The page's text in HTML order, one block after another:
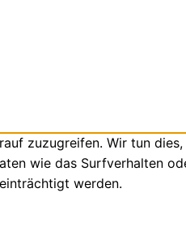
zuzugreifen. Wir tun
wie das Surfverhalten
werden.